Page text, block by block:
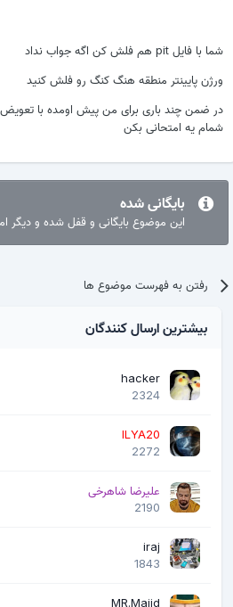
شما با فایل pit هم فلش کن اگه جواب نداد
ورژن پایینتر منطقه هنگ کنگ رو فلش کنید
در ضمن چند باری برای من پیش اومده با
شمام یه امتحانی بکن
بایگانی شده
این موضوع بایگانی و قفل شده و دیگر
رفتن به فهرست موضوع ها
بیشترین ارسال کنندگان
hacker
2324
ILYA20
2272
علیرضا شاهرخی
2190
iraj
1843
MR.Majid